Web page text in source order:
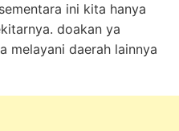
ini kita hanya
doakan ya
melayani daerah lainnya